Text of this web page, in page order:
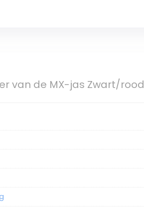
van de MX-jas Zwart/rood